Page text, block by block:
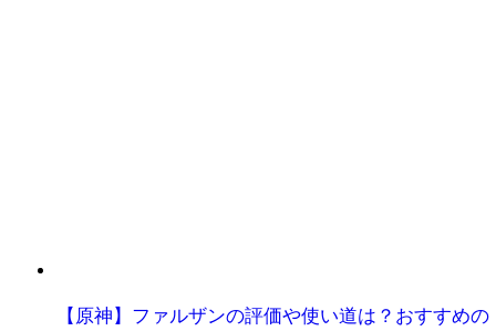
【原神】ファルザンの評価や使い道は？おすすめの